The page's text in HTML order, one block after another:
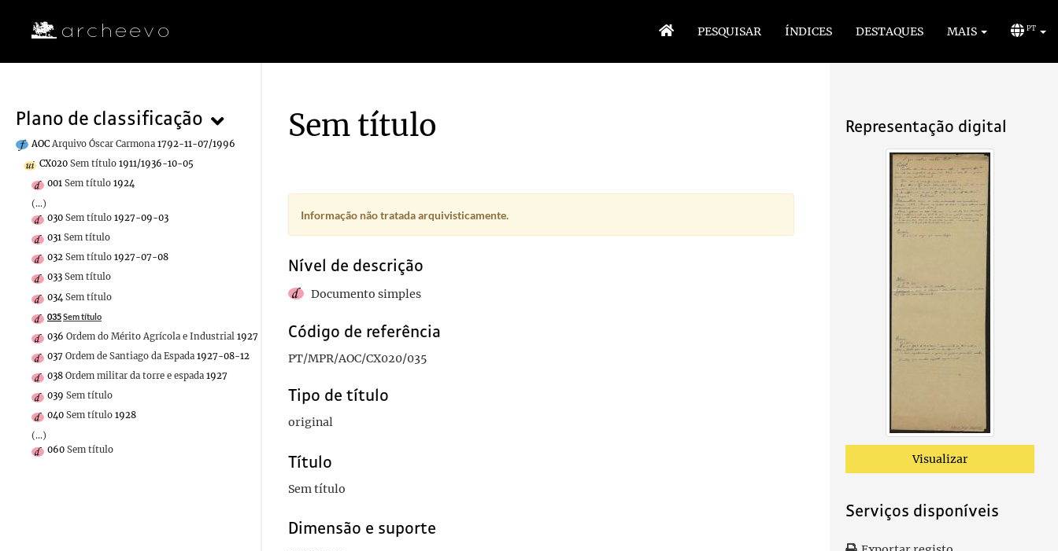
PESQUISAR ÍNDICES DESTAQUES MAIS PT
Plano de classificação
AOC Arquivo Óscar Carmona 1792-11-07/1996
CX020 Sem título 1911/1936-10-05
001 Sem título 1924
(...)
030 Sem título 1927-09-03
031 Sem título
032 Sem título 1927-07-08
033 Sem título
034 Sem título
035Sem título
036 Ordem do Mérito Agrícola e Industrial 1927
037 Ordem de Santiago da Espada 1927-08-12
038 Ordem militar da torre e espada 1927
039 Sem título
040 Sem título 1928
(...)
060 Sem título
Representação digital
Visualizar
Serviços disponíveis
Sem título
Informação não tratada arquivisticamente.
Nível de descrição
Documento simples
Código de referência
PT/MPR/AOC/CX020/035
Tipo de título
original
Título
Sem título
Dimensão e suporte